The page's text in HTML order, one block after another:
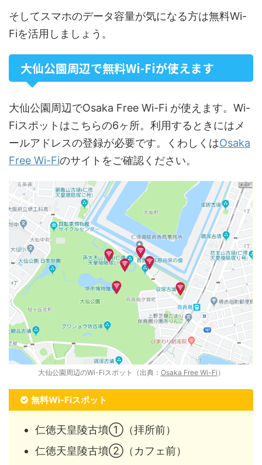
そしてスマホのデータ容量が気になる方は無料Wi-
Fiを活用しましょう。
大仙公園周辺で無料Wi-Fiが使えます
大仙公園周辺でOsaka Free Wi-Fi が使えます。Wi-
Fiスポットはこちらの6ヶ所。利用するときにはメ
ールアドレスの登録が必要です。くわしくはOsaka
Free Wi-Fiのサイトをご確認ください。
大仙公園周辺のWi-Fiスポット（出典： Osaka Free Wi-Fi ）
無料Wi-Fiスポット
仁徳天皇陵古墳①（拝所前）
仁徳天皇陵古墳②（カフェ前）